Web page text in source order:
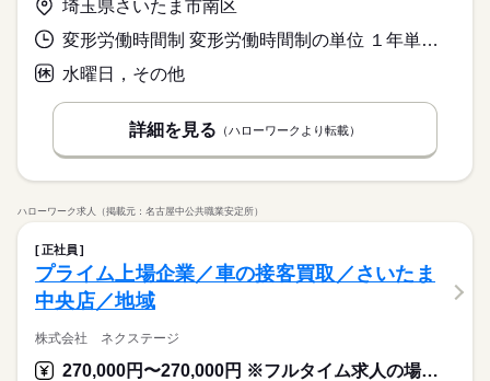
埼玉県さいたま市南区
変形労働時間制 変形労働時間制の単位 １年単位 就業時間１ 9時00分〜18時00分
水曜日，その他
詳細を見る （ハローワークより転載）
ハローワーク求人（掲載元：名古屋中公共職業安定所）
正社員
プライム上場企業／車の接客買取／さいたま
中央店／地域
株式会社 ネクステージ
270,000円〜270,000円 ※フルタイム求人の場合は月額（換算額）、パート求人の場合は時間額を表示しています。